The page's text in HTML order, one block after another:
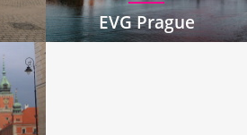
EVG Prague